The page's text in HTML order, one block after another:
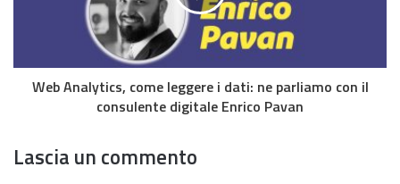
Web Analytics, come leggere i dati: ne parliamo con il
consulente digitale Enrico Pavan
Lascia un commento